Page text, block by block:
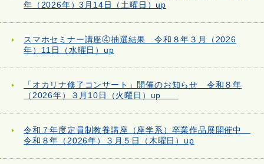
年（2026年）3月14日（土曜日）up
スマホセミナー講座④抽選結果 令和８年３月（2026
年）11日（水曜日）up
「オカリナ修了コンサート」開催のお知らせ 令和８年
（2026年）３月10日（火曜日）up
令和７年度定員制教養講座（座学系）卒業作品展開催中
令和８年（2026年）３月５日（木曜日）up